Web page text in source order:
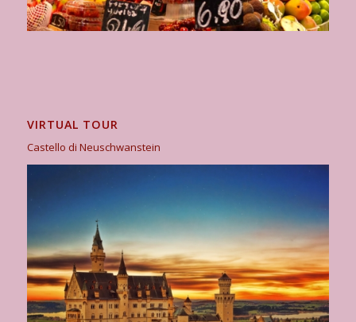
VIRTUAL TOUR
Castello di Neuschwanstein